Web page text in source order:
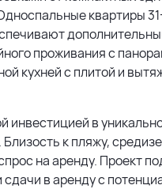
квартиры
проживания с
кухней с плитой и
инвестицией в
к пляжу,
на аренду. Проект
в аренду с